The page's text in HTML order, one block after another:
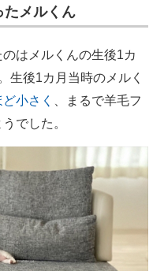
たメルくん
はメルくんの生後1カ
生後1カ月当時のメルく
小さく
、まるで羊毛フ
でした。